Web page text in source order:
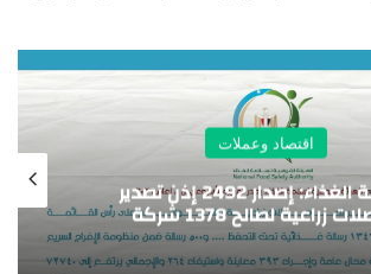
اقتصاد وعملات
تستعرض محاور “السردية الوطنية
الشاملة” وآليات تمويل المستهدفات